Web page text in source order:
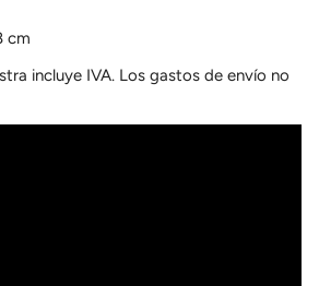
cm
incluye IVA. Los gastos de envío no